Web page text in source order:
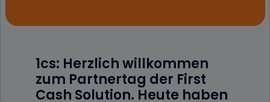
1cs: Herzlich willkommen
zum Partnertag der First
Cash Solution. Heute haben